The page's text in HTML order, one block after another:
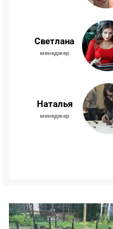
Светлана
менеджер
Наталья
менеджер